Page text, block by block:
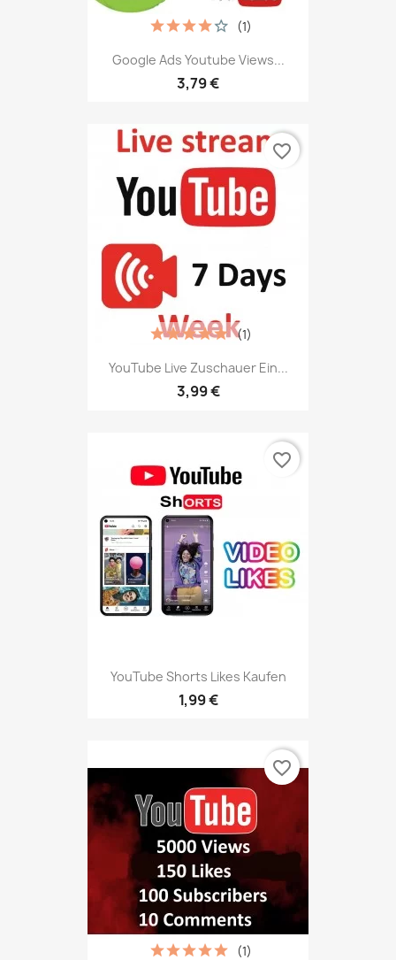
Google Ads Youtube Views...
3,79 €
(1)
YouTube Live Zuschauer Ein...
3,99 €
(1)
favorite_border
YouTube Shorts Likes Kaufen
1,99 €
favorite_border
(1)
favorite_border